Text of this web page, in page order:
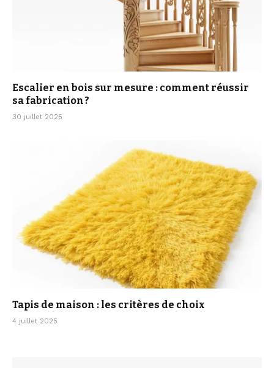
Escalier en bois sur mesure : comment réussir
sa fabrication ?
30 juillet 2025
Tapis de maison : les critères de choix
4 juillet 2025